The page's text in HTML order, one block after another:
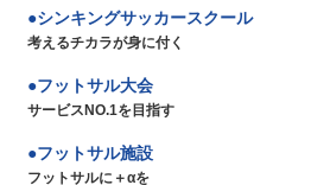
シンキングサッカースクール
考えるチカラが身に付く
フットサル大会
サービスNO.1を目指す
フットサル施設
フットサルに＋αを